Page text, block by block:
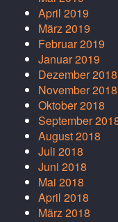
April 2019
März 2019
Februar 2019
Januar 2019
Dezember 2018
November 2018
Oktober 2018
September
August 2018
Juli 2018
Juni 2018
Mai 2018
April 2018
März 2018